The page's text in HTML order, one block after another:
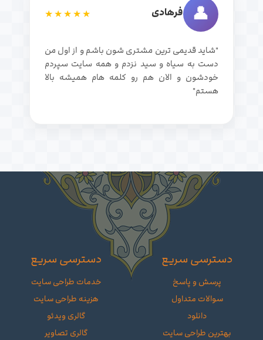
👤 فرهادی ★★★★★
"شاید قدیمی ترین مشتری شون باشم و از اول من
دست به سیاه و سید نزدم و همه سایت سپردم
خودشون و الان هم رو کلمه هام همیشه بالا
هستم"
دسترسی سریع
پرسش و پاسخ
سوالات متداول
دانلود
بهترین طراحی سایت
دسترسی سریع
خدمات طراحی سایت
هزینه طراحی سایت
گالری ویدئو
گالری تصاویر